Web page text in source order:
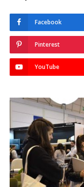
Facebook
Pinterest
YouTube